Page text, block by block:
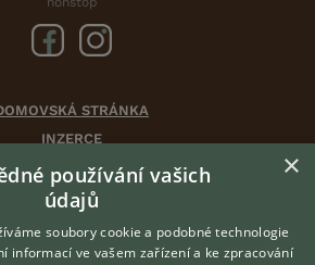
STRÁNKA
INZERCE
DISKUSE
ČLÁNKY
ATLAS
×
používání vašich
údajů
soubory cookie a podobné technologie
informací ve vašem zařízení a ke zpracování